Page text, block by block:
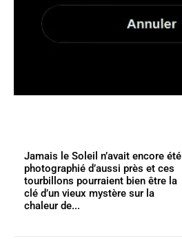
Jamais le Soleil n’avait encore été
photographié d’aussi près et ces
tourbillons pourraient bien être la
clé d’un vieux mystère sur la
chaleur de...